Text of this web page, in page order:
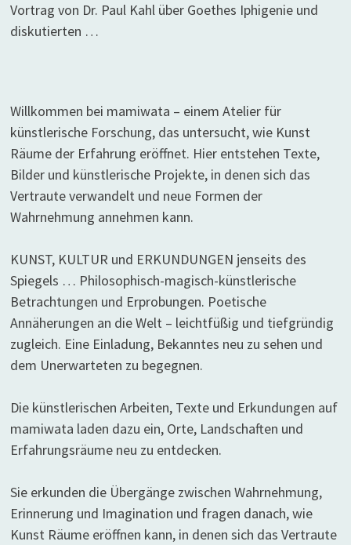
Vortrag von Dr. Paul Kahl über Goethes Iphigenie und
diskutierten …
Willkommen bei mamiwata – einem Atelier für
künstlerische Forschung, das untersucht, wie Kunst
Räume der Erfahrung eröffnet. Hier entstehen Texte,
Bilder und künstlerische Projekte, in denen sich das
Vertraute verwandelt und neue Formen der
Wahrnehmung annehmen kann.
KUNST, KULTUR und ERKUNDUNGEN jenseits des
Spiegels … Philosophisch-magisch-künstlerische
Betrachtungen und Erprobungen. Poetische
Annäherungen an die Welt – leichtfüßig und tiefgründig
zugleich. Eine Einladung, Bekanntes neu zu sehen und
dem Unerwarteten zu begegnen.
Die künstlerischen Arbeiten, Texte und Erkundungen auf
mamiwata laden dazu ein, Orte, Landschaften und
Erfahrungsräume neu zu entdecken.
Sie erkunden die Übergänge zwischen Wahrnehmung,
Erinnerung und Imagination und fragen danach, wie
Kunst Räume eröffnen kann, in denen sich das Vertraute